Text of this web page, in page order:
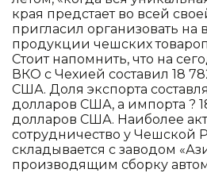
края предстает во всей
пригласил организовать на
продукции чешских
Стоит напомнить, что на
ВКО с Чехией составил 18
США. Доля экспорта
долларов США, а импорта ?
долларов США. Наиболее
сотрудничество у Чешской
складывается с заводом
производящим сборку